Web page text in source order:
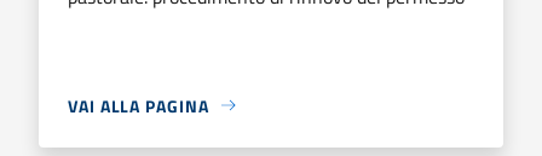
VAI ALLA PAGINA